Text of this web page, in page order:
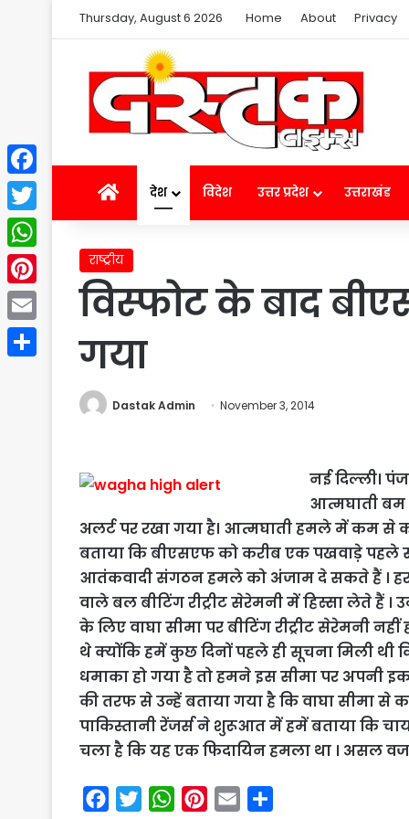
Thursday, August 6 2026 Home About Privacy
Homeदेश विदेश उत्तर प्रदेश उत्तराखंड
राष्ट्रीय
विस्फोट के बाद
गया
Dastak Admin November 3, 2014
नई दिल्ली।
आत्मघाती बम
अलर्ट पर रखा गया है। आत्मघाती हमले में कम से
बताया कि बीएसएफ को करीब एक पखवाड़े पहले
आतंकवादी संगठन हमले को अंजाम दे सकते हैं । हर
वाले बल बीटिंग रीट्रीट सेरेमनी में हिस्सा लेते हैं
के लिए वाघा सीमा पर बीटिंग रीट्रीट सेरेमनी
थे क्योंकि हमें कुछ दिनों पहले ही सूचना मिली थी
धमाका हो गया है तो हमने इस सीमा पर अपनी
की तरफ से उन्हें बताया गया है कि वाघा सीमा से
पाकिस्तानी रेंजर्स ने शुरूआत में हमें बताया कि
चला है कि यह एक फिदायिन हमला था । असल
W
Facebook
Twitter
WhatsApp
Pinterest
Email